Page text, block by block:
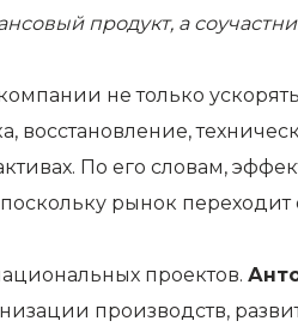
продукт, а
не только
По его словам,
рынок переходит
проектов.
производств,